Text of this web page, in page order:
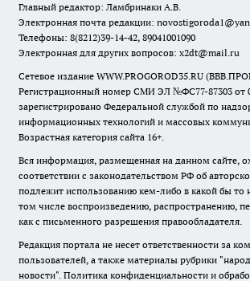
Главный редактор: Ламбринаки А.В.
Электронная почта редакции:
Телефоны: 8(8212)39-14-42, 89041001090
Электронная для других вопросов: x2dt@mail.ru
Сетевое издание WWW.PROGOROD35.RU
Регистрационный номер СМИ ЭЛ №ФС77-87303 от
зарегистрировано Федеральной службой по
информационных технологий и массовых
Возрастная категория сайта 16+.
Вся информация, размещенная на данном сайте,
соответствии с законодательством РФ об
подлежит использованию кем-либо в какой бы
том числе воспроизведению, распространению,
как с письменного разрешения правообладателя.
Редакция портала не несет ответственности за
пользователей, а также материалы рубрики
новости". Политика конфиденциальности и